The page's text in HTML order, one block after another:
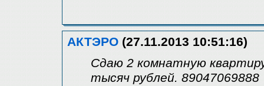
АКТЭРО (27.11.2013 10:51:16)
Сдаю 2 комнатную
тысяч рублей. 89047069888